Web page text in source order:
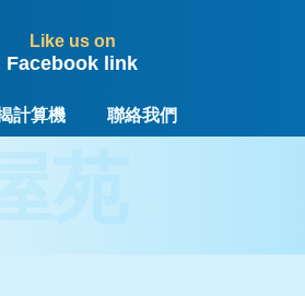
Like us on
Facebook link
計算機 聯絡我們